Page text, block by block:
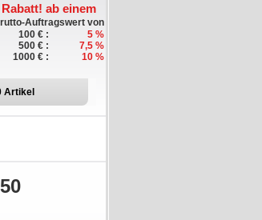
Artikel
Rabatt! ab einem
Auftragswert von
100 € :
5 %
500 € :
7,5 %
1000 € :
10 %